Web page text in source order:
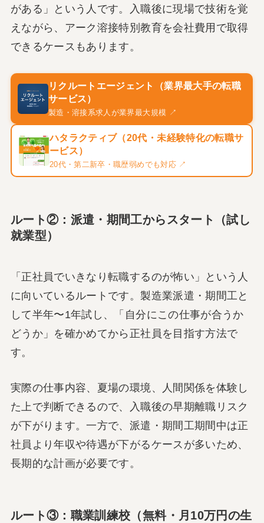
がある」という人です。入職後に現場で技術を覚
えながら、アーク溶接特別教育を会社費用で取得
できるケースもあります。
リクルートエージェント（業界最大手の転職
サービス）
製造・溶接系求人が業界最大規模 ↗
ハタラクティブ（20代・未経験特化の転職サ
ービス）
20代・第二新卒・職歴弱めでも対応 ↗
ルート②：派遣・期間工からスタート（試し
就業型）
「正社員でいきなり転職するのが怖い」という人
に向いているルートです。製造業派遣・期間工と
して半年〜1年試し、「自分にこの仕事が合うか
どうか」を確かめてから正社員を目指す方法で
す。
実際の仕事内容、夏場の環境、人間関係を体験し
た上で判断できるので、入職後の早期離職リスク
が下がります。一方で、派遣・期間工期間中は正
社員より年収や待遇が下がるケースが多いため、
長期的な計画が必要です。
ルート③：職業訓練校（無料・月10万円の生